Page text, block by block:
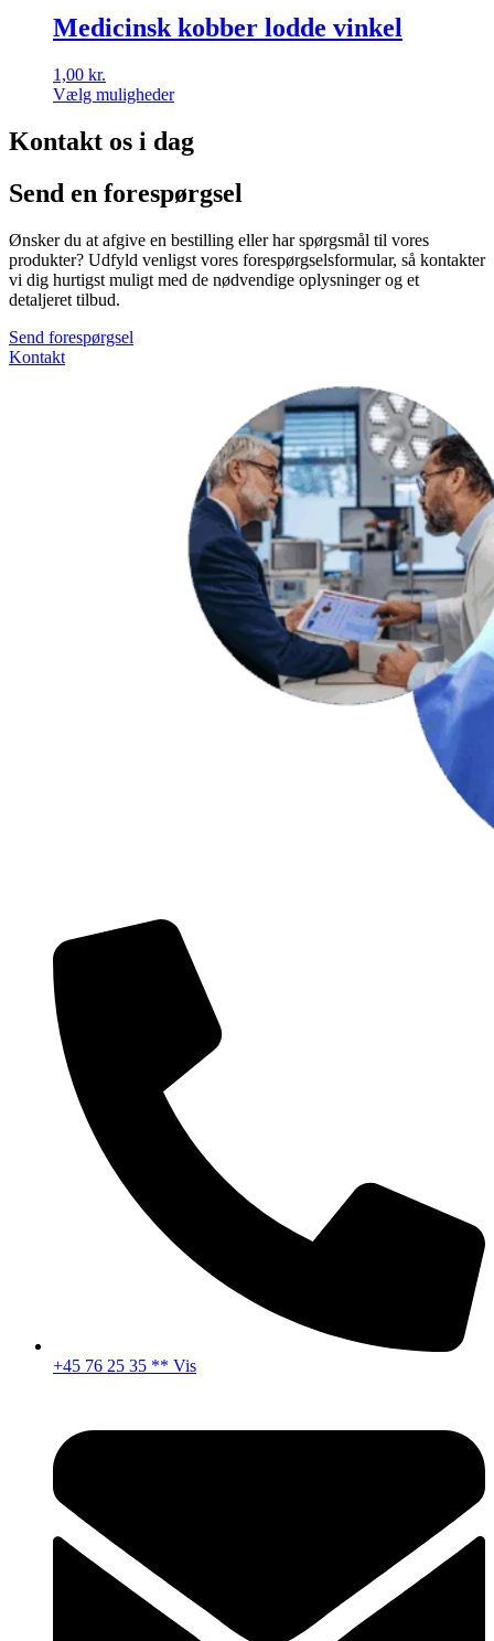
Medicinsk kobber lodde vinkel
1,00 kr.
Vælg muligheder
vare
har
varianter.
kan
vælges
på
varesiden
Kontakt os i dag
Send en forespørgsel
Ønsker du at afgive en bestilling eller har spørgsmål til vores
produkter? Udfyld venligst vores forespørgselsformular, så kontakter
vi dig hurtigst muligt med de nødvendige oplysninger og et
detaljeret tilbud.
Send forespørgsel
Kontakt
+45 76 25 35 ** Vis